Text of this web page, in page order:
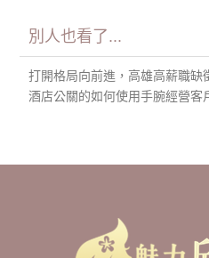
別人也看了...
打開格局向前進，高雄高薪職缺
酒店公關的如何使用手腕經營客